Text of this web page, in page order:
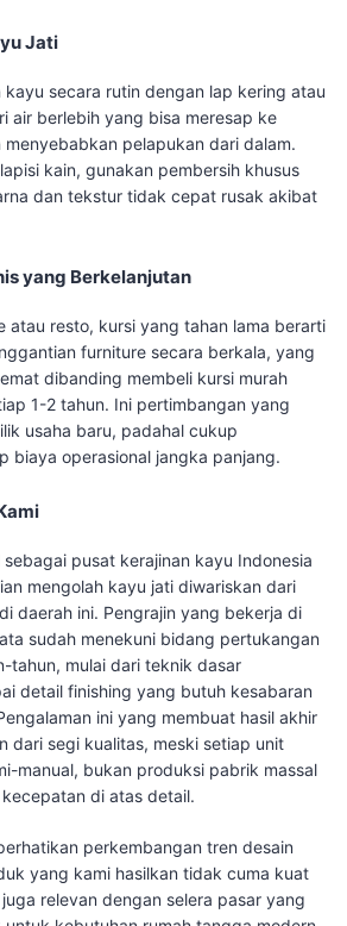
Jati
kayu secara rutin dengan lap kering atau
air berlebih yang bisa meresap ke
pelapukan dari dalam.
kain, gunakan pembersih khusus
dan tekstur tidak cepat rusak akibat
yang Berkelanjutan
atau resto, kursi yang tahan lama berarti
furniture secara berkala, yang
dibanding membeli kursi murah
1-2 tahun. Ini pertimbangan yang
usaha baru, padahal cukup
biaya operasional jangka panjang.
pusat kerajinan kayu Indonesia
mengolah kayu jati diwariskan dari
daerah ini. Pengrajin yang bekerja di
sudah menekuni bidang pertukangan
tahun, mulai dari teknik dasar
detail finishing yang butuh kesabaran
ini yang membuat hasil akhir
dari segi kualitas, meski setiap unit
manual, bukan produksi pabrik massal
di atas detail.
perkembangan tren desain
yang kami hasilkan tidak cuma kuat
relevan dengan selera pasar yang